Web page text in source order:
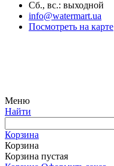
Сб., вс.: выходной
info@watermart.ua
Посмотреть на карте
Меню
Найти
Корзина
Корзина
Корзина пустая